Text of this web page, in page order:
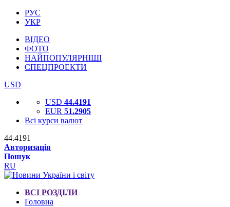
РУС
УКР
ВІДЕО
ФОТО
НАЙПОПУЛЯРНІШІ
СПЕЦПРОЕКТИ
USD
USD 44.4191
EUR 51.2905
Всі курси валют
44.4191
Авторизація
Пошук
RU
ВСІ РОЗДІЛИ
Головна